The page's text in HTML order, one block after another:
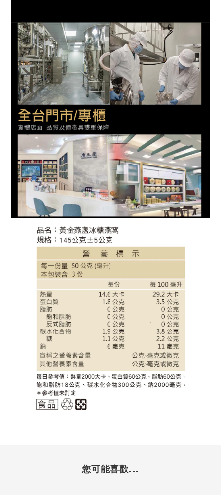
您可能喜歡...